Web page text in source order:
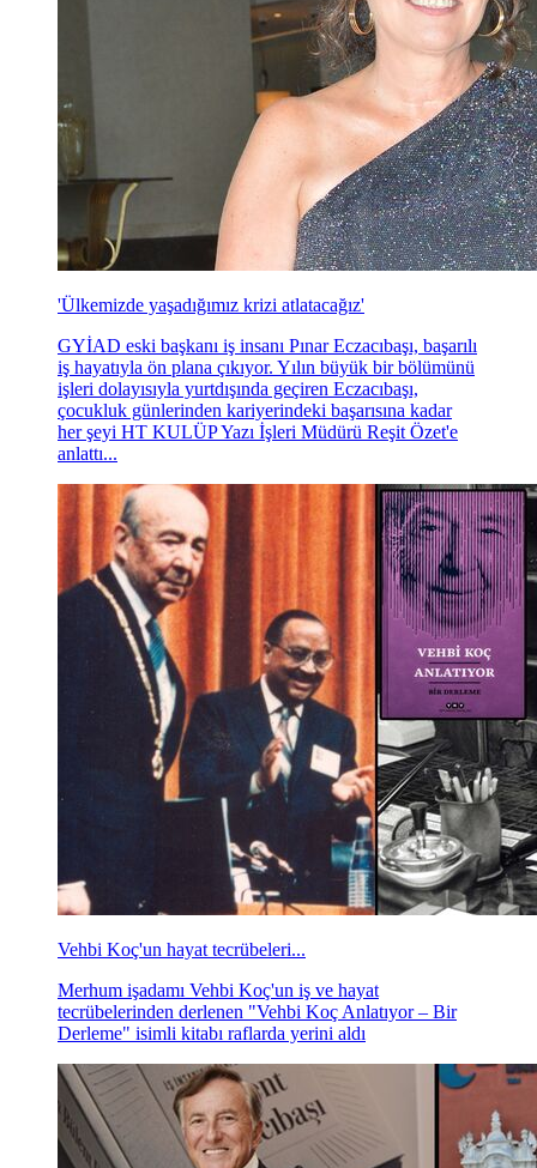
'Ülkemizde yaşadığımız krizi atlatacağız'
GYİAD eski başkanı iş insanı Pınar Eczacıbaşı, başarılı
iş hayatıyla ön plana çıkıyor. Yılın büyük bir bölümünü
işleri dolayısıyla yurtdışında geçiren Eczacıbaşı,
çocukluk günlerinden kariyerindeki başarısına kadar
her şeyi HT KULÜP Yazı İşleri Müdürü Reşit Özet'e
anlattı...
Vehbi Koç'un hayat tecrübeleri...
Merhum işadamı Vehbi Koç'un iş ve hayat
tecrübelerinden derlenen "Vehbi Koç Anlatıyor – Bir
Derleme" isimli kitabı raflarda yerini aldı